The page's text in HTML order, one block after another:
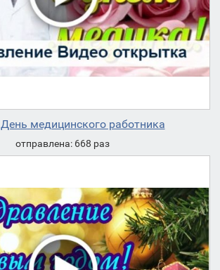
День медицинского работника
отправлена: 668 раз